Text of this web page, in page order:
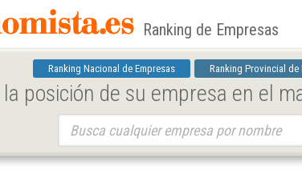
Ranking de Empresas
Ranking Nacional de Empresas Ranking Provincial de
posición de su empresa en el